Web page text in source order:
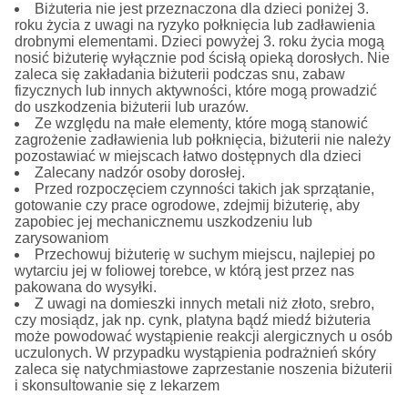
Biżuteria nie jest przeznaczona dla dzieci poniżej 3.
roku życia z uwagi na ryzyko połknięcia lub zadławienia
drobnymi elementami. Dzieci powyżej 3. roku życia mogą
nosić biżuterię wyłącznie pod ścisłą opieką dorosłych. Nie
zaleca się zakładania biżuterii podczas snu, zabaw
fizycznych lub innych aktywności, które mogą prowadzić
do uszkodzenia biżuterii lub urazów.
Ze względu na małe elementy, które mogą stanowić
zagrożenie zadławienia lub połknięcia, biżuterii nie należy
pozostawiać w miejscach łatwo dostępnych dla dzieci
Zalecany nadzór osoby dorosłej.
Przed rozpoczęciem czynności takich jak sprzątanie,
gotowanie czy prace ogrodowe, zdejmij biżuterię, aby
zapobiec jej mechanicznemu uszkodzeniu lub
zarysowaniom
Przechowuj biżuterię w suchym miejscu, najlepiej po
wytarciu jej w foliowej torebce, w którą jest przez nas
pakowana do wysyłki.
Z uwagi na domieszki innych metali niż złoto, srebro,
czy mosiądz, jak np. cynk, platyna bądź miedź biżuteria
może powodować wystąpienie reakcji alergicznych u osób
uczulonych. W przypadku wystąpienia podrażnień skóry
zaleca się natychmiastowe zaprzestanie noszenia biżuterii
i skonsultowanie się z lekarzem